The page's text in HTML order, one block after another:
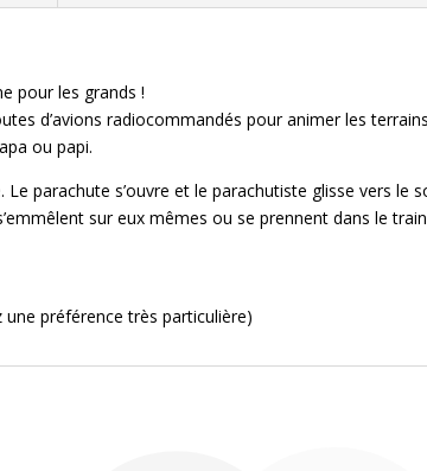
pour les grands !
d’avions radiocommandés pour animer les
ou papi.
parachute s’ouvre et le parachutiste glisse vers le
sur eux mêmes ou se prennent dans le train
préférence très particulière)